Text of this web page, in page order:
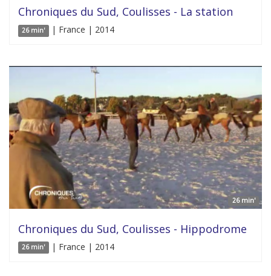
Chroniques du Sud, Coulisses - La station
26 min' | France | 2014
26 min'
Chroniques du Sud, Coulisses - Hippodrome
26 min' | France | 2014